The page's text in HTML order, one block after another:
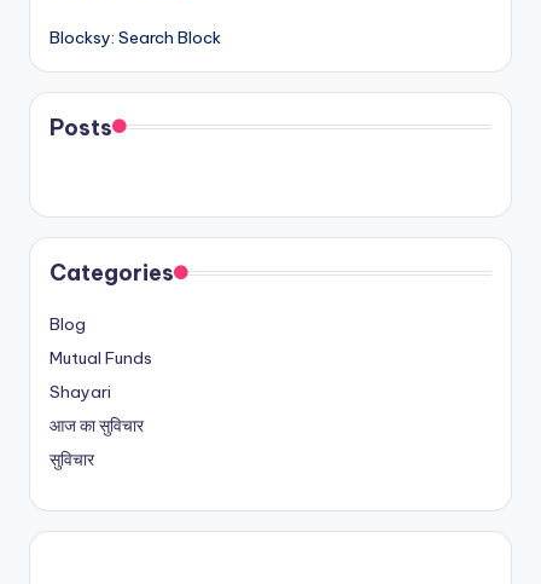
Blocksy: Search Block
Posts
Categories
Blog
Mutual Funds
Shayari
आज का सुविचार
सुविचार